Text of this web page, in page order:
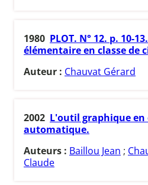
1980 PLOT. N° 12. p. 10-
élémentaire en classe de
Auteur : Chauvat Gérard
2002 L'outil graphique
automatique.
Auteurs : Baillou Jean ;
Claude